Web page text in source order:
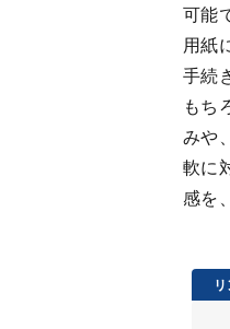
可能
用紙
手続
もち
みや
軟に
感を